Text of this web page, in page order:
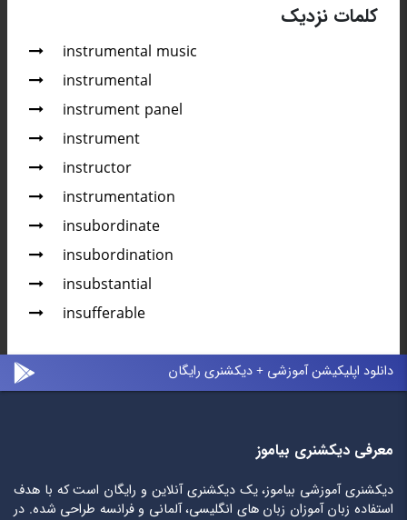
کلمات نزدیک
instrumental music
instrumental
instrument panel
instrument
instructor
instrumentation
insubordinate
insubordination
insubstantial
insufferable
دانلود اپلیکیشن آموزشی + دیکشنری رایگان
معرفی دیکشنری بیاموز
دیکشنری آموزشی بیاموز، یک دیکشنری آنلاین و رایگان است که با هدف
استفاده زبان آموزان زبان های انگلیسی، آلمانی و فرانسه طراحی شده. در